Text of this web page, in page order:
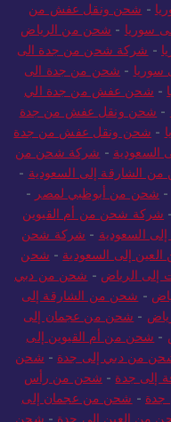
- شحن ونقل عفش من
سوريا - شحن من الرياض
- شركة شحن من جدة الى
- شحن من جدة الى
- شحن عفش من جدة الي
- شحن ونقل عفش من جدة
- شحن ونقل عفش من جدة
السعودية - شركة شحن من
الشارقة إلى السعودية -
- شحن من أبوظبي لمصر -
- شركة شحن من أم القيوين
السعودية - شركة شحن
إلى السعودية - شحن
إلى الرياض - شحن من دبي
- شحن من الشارقة إلى
- شحن من عجمان إلى
- شحن من أم القيوين إلى
من دبي إلى جدة - شحن
إلى جدة - شحن من رأس
جدة - شحن من عجمان إلى
من العين إلى جدة - شحن